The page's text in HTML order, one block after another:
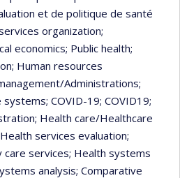
et de politique de santé
organization;
economics; Public health;
; Human resources
Administrations;
systems; COVID-19; COVID19;
; Health care/Healthcare
services evaluation;
care services; Health systems
analysis; Comparative